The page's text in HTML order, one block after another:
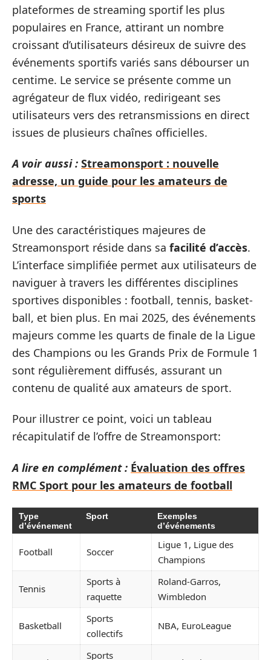
plateformes de streaming sportif les plus
populaires en France, attirant un nombre
croissant d’utilisateurs désireux de suivre des
événements sportifs variés sans débourser un
centime. Le service se présente comme un
agrégateur de flux vidéo, redirigeant ses
utilisateurs vers des retransmissions en direct
issues de plusieurs chaînes officielles.
A voir aussi : Streamonsport : nouvelle
adresse, un guide pour les amateurs de
sports
Une des caractéristiques majeures de
Streamonsport réside dans sa facilité d’accès.
L’interface simplifiée permet aux utilisateurs de
naviguer à travers les différentes disciplines
sportives disponibles : football, tennis, basket-
ball, et bien plus. En mai 2025, des événements
majeurs comme les quarts de finale de la Ligue
des Champions ou les Grands Prix de Formule 1
sont régulièrement diffusés, assurant un
contenu de qualité aux amateurs de sport.
Pour illustrer ce point, voici un tableau
récapitulatif de l’offre de Streamonsport:
A lire en complément : Évaluation des offres
RMC Sport pour les amateurs de football
Type
d’événement
Sport
Exemples
d’événements
Football Soccer
Ligue 1, Ligue des
Champions
Tennis
Sports à
raquette
Roland-Garros,
Wimbledon
Basketball
Sports
collectifs
NBA, EuroLeague
Sports